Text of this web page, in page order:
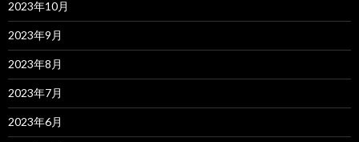
2023年10月
2023年9月
2023年8月
2023年7月
2023年6月